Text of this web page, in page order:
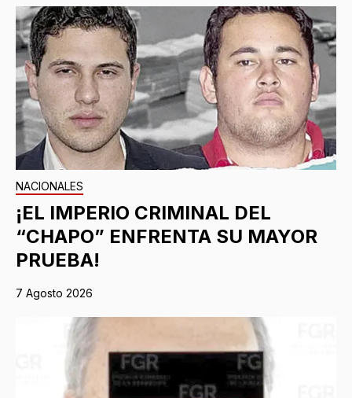
NACIONALES
¡EL IMPERIO CRIMINAL DEL
“CHAPO” ENFRENTA SU MAYOR
PRUEBA!
7 Agosto 2026